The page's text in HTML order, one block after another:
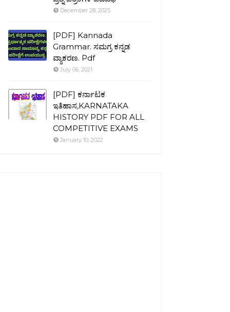
December 28, 2025
[PDF] Kannada
Grammar. ಸಮಗ್ರ ಕನ್ನಡ
ವ್ಯಾಕರಣ. Pdf
July 06, 2021
[PDF] ಕರ್ನಾಟಕ
ಇತಿಹಾಸ,KARNATAKA
HISTORY PDF FOR ALL
COMPETITIVE EXAMS
January 10, 2022